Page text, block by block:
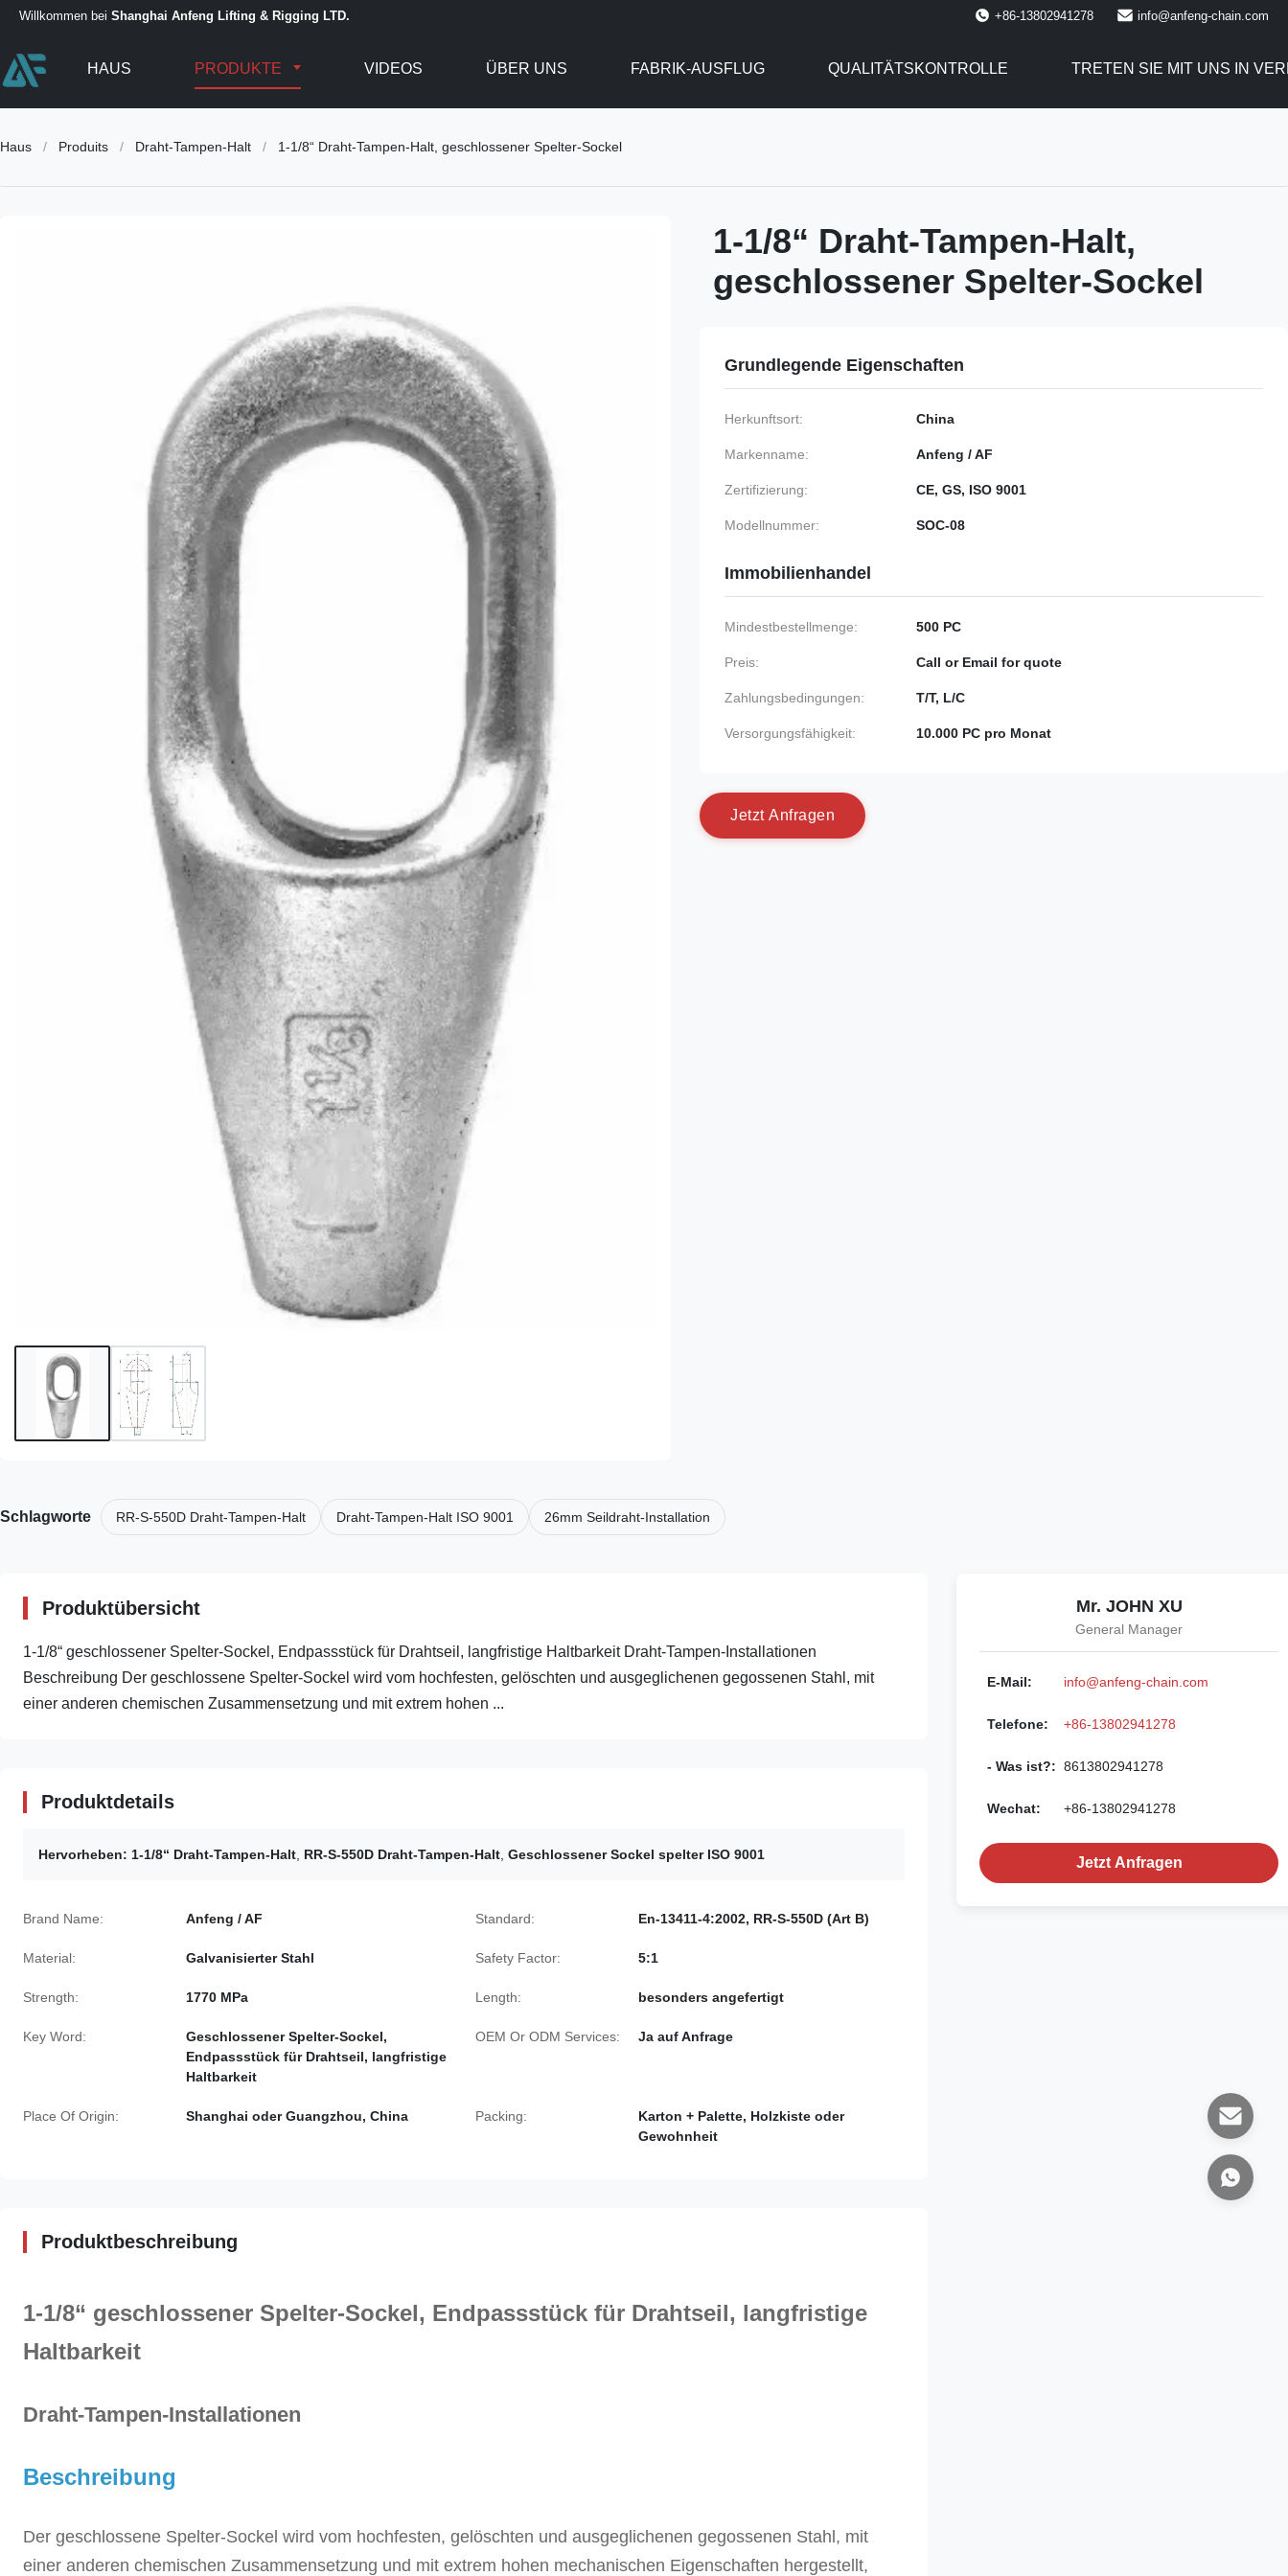
Willkommen bei Shanghai Anfeng Lifting & Rigging LTD. +86-13802941278 info@anfeng-chain.com
HAUS PRODUKTE VIDEOS ÜBER UNS FABRIK-AUSFLUG QUALITÄTSKONTROLLE TRETEN SIE MIT UNS IN
Haus / Produits / Draht-Tampen-Halt / 1-1/8“ Draht-Tampen-Halt, geschlossener Spelter-Sockel
1-1/8“ Draht-Tampen-Halt,
geschlossener Spelter-Sockel
Grundlegende Eigenschaften
Herkunftsort: China
Markenname: Anfeng / AF
Zertifizierung: CE, GS, ISO 9001
Modellnummer: SOC-08
Immobilienhandel
Mindestbestellmenge: 500 PC
Preis: Call or Email for quote
Zahlungsbedingungen: T/T, L/C
Versorgungsfähigkeit: 10.000 PC pro Monat
Jetzt Anfragen
Schlagworte RR-S-550D Draht-Tampen-Halt Draht-Tampen-Halt ISO 9001 26mm Seildraht-Installation
Produktübersicht
1-1/8“ geschlossener Spelter-Sockel, Endpassstück für Drahtseil, langfristige Haltbarkeit Draht-Tampen-Installationen
Beschreibung Der geschlossene Spelter-Sockel wird vom hochfesten, gelöschten und ausgeglichenen gegossenen Stahl, mit
einer anderen chemischen Zusammensetzung und mit extrem hohen ...
Produktdetails
Hervorheben: 1-1/8“ Draht-Tampen-Halt RR-S-550D Draht-Tampen-Halt Geschlossener Sockel spelter ISO 9001
Brand Name: Anfeng / AF Standard: En-13411-4:2002, RR-S-550D (Art B)
Material: Galvanisierter Stahl Safety Factor: 5:1
Strength: 1770 MPa Length: besonders angefertigt
Key Word:
Geschlossener Spelter-Sockel,
Endpassstück für Drahtseil, langfristige
Haltbarkeit
OEM Or ODM Services: Ja auf Anfrage
Place Of Origin: Shanghai oder Guangzhou, China Packing:
Karton + Palette, Holzkiste oder
Gewohnheit
Produktbeschreibung
1-1/8“ geschlossener Spelter-Sockel, Endpassstück für Drahtseil, langfristige
Haltbarkeit
Draht-Tampen-Installationen
Beschreibung
Der geschlossene Spelter-Sockel wird vom hochfesten, gelöschten und ausgeglichenen gegossenen Stahl, mit
einer anderen chemischen Zusammensetzung und mit extrem hohen mechanischen Eigenschaften hergestellt,
Mr. JOHN XU
General Manager
E-Mail: info@anfeng-chain.com
Telefone: +86-13802941278
- Was ist?: 8613802941278
Wechat: +86-13802941278
Jetzt Anfragen